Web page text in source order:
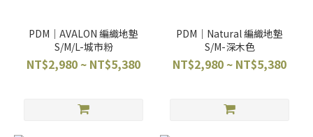
PDM｜AVALON 編織地墊
S/M/L-城市粉
NT$2,980 ~ NT$5,380
PDM｜Natural 編織地墊
S/M-深木色
NT$2,980 ~ NT$5,380